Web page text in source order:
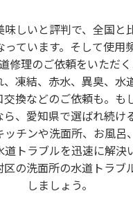
しいと評判で、全国と
ています。そして使用
修理のご依頼をいただ
凍結、赤水、異臭、水
換などのご依頼も。も
ら、愛知県で選ばれ続け
チンや洗面所、お風呂
トラブルを迅速に解決
の洗面所の水道トラブ
しましょう。